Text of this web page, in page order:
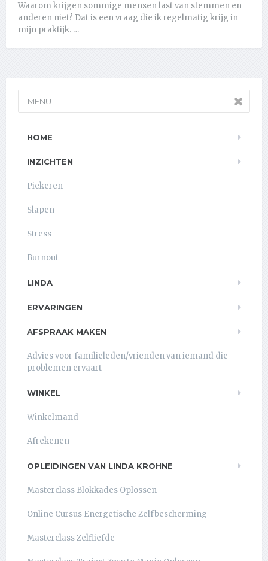
Waarom krijgen sommige mensen last van stemmen en
anderen niet? Dat is een vraag die ik regelmatig krijg in
mijn praktijk. …
MENU
HOME
INZICHTEN
Piekeren
Slapen
Stress
Burnout
LINDA
ERVARINGEN
AFSPRAAK MAKEN
Advies voor familieleden/vrienden van iemand die
problemen ervaart
WINKEL
Winkelmand
Afrekenen
OPLEIDINGEN VAN LINDA KROHNE
Masterclass Blokkades Oplossen
Online Cursus Energetische Zelfbescherming
Masterclass Zelfliefde